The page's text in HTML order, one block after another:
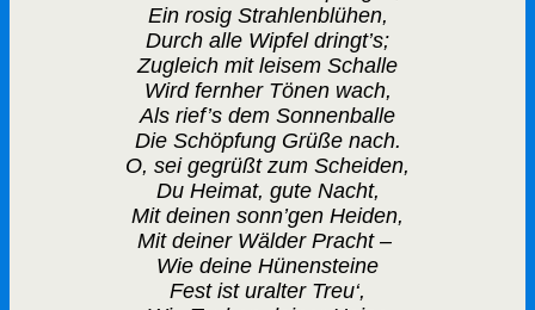
Ein rosig Strahlenblühen,
Durch alle Wipfel dringt’s;
Zugleich mit leisem Schalle
Wird fernher Tönen wach,
Als rief’s dem Sonnenballe
Die Schöpfung Grüße nach.
O, sei gegrüßt zum Scheiden,
Du Heimat, gute Nacht,
Mit deinen sonn’gen Heiden,
Mit deiner Wälder Pracht –
Wie deine Hünensteine
Fest ist uralter Treu‘,